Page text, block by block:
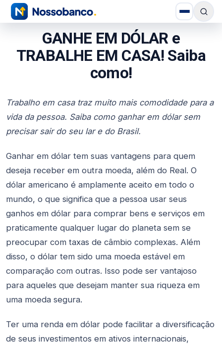
GANHE EM DÓLAR e
TRABALHE EM CASA! Saiba
como!
Trabalho em casa traz muito mais comodidade para a
vida da pessoa. Saiba como ganhar em dólar sem
precisar sair do seu lar e do Brasil.
Ganhar em dólar tem suas vantagens para quem
deseja receber em outra moeda, além do Real. O
dólar americano é amplamente aceito em todo o
mundo, o que significa que a pessoa usar seus
ganhos em dólar para comprar bens e serviços em
praticamente qualquer lugar do planeta sem se
preocupar com taxas de câmbio complexas. Além
disso, o dólar tem sido uma moeda estável em
comparação com outras. Isso pode ser vantajoso
para aqueles que desejam manter sua riqueza em
uma moeda segura.
Ter uma renda em dólar pode facilitar a diversificação
de seus investimentos em ativos internacionais,